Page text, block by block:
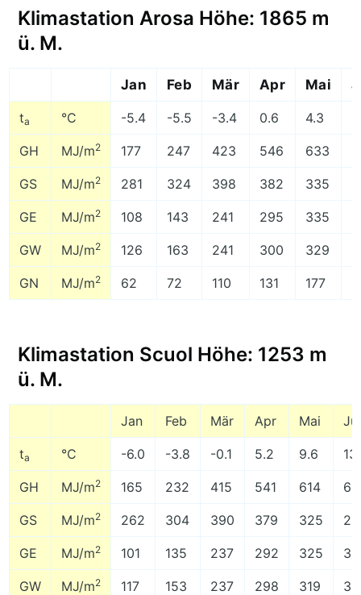
Klimastation Arosa Höhe: 1865 m
ü. M.
Jan Feb Mär Apr Mai
ta °C -5.4 -5.5 -3.4 0.6 4.3
GH MJ/m2 177 247 423 546 633
GS MJ/m2 281 324 398 382 335
GE MJ/m2 108 143 241 295 335
GW MJ/m2 126 163 241 300 329
GN MJ/m2 62 72 110 131 177
Klimastation Scuol Höhe: 1253 m
ü. M.
Jan Feb Mär Apr Mai
ta °C -6.0 -3.8 -0.1 5.2 9.6
GH MJ/m2 165 232 415 541 614
GS MJ/m2 262 304 390 379 325
GE MJ/m2 101 135 237 292 325
GW MJ/m2 117 153 237 298 319